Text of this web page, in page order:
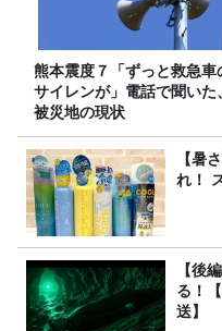
熊本震度７「ずっと救急車
サイレンが」電話で聞いた
被災地の現状
【暑
れ！
【後
る！
送】